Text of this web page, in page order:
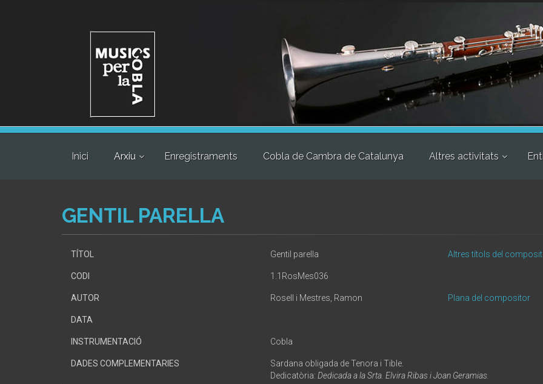
Inici Arxiu Enregistraments Cobla de Cambra de Catalunya Altres activitats
GENTIL PARELLA
TÍTOL Gentil parella Altres títols del
CODI 1.1RosMes036
AUTOR Rosell i Mestres, Ramon Plana del compositor
DATA
INSTRUMENTACIÓ Cobla
DADES COMPLEMENTARIES
Sardana obligada de Tenora i Tible.
Dedicatòria: Dedicada a la Srta. Elvira Ribas i Joan Geramias.